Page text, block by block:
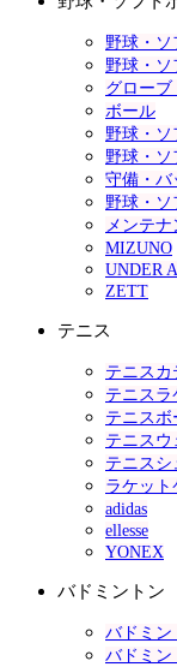
野球・ソ
野球・ソ
グローブ
ボール
野球・ソ
野球・ソ
守備・バ
野球・ソ
メンテナ
MIZUNO
UNDER
ZETT
テニス
テニスカ
テニスラ
テニスボ
テニスウ
テニスシ
ラケット
adidas
ellesse
YONEX
バドミントン
バドミン
バドミン